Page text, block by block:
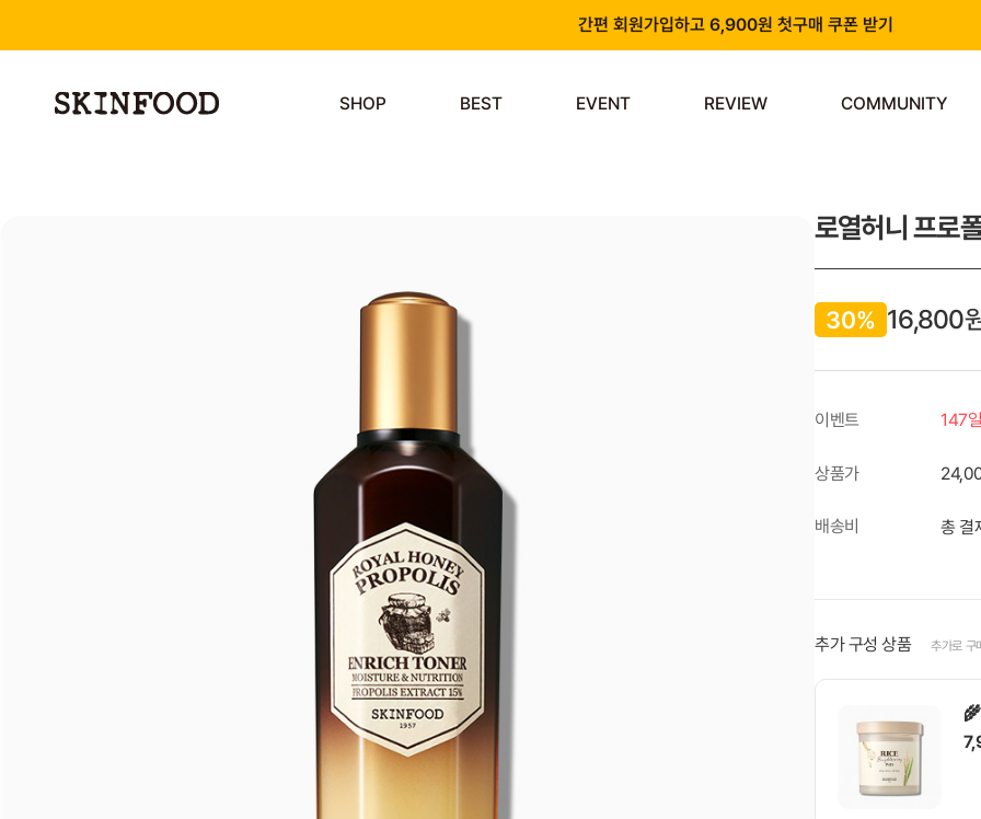
간편 회원가입하고 6,900원 첫구매 쿠폰 받기
SHOP BEST EVENT REVIEW COMMUNITY
로열허니 프로
30% 16,800
이벤트 147
상품가
배송비 총 결
추가 구성 상품 추가로 구